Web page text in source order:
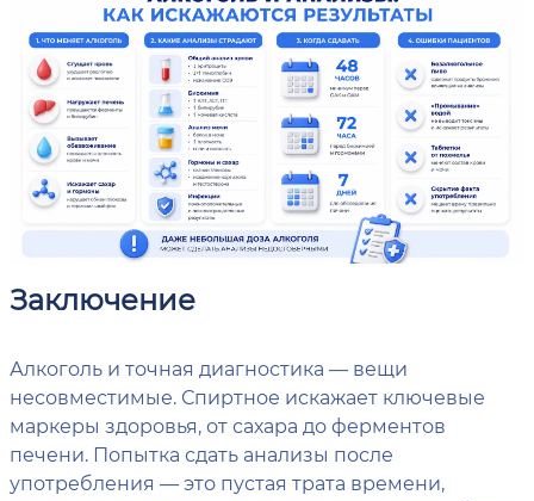
Заключение
Алкоголь и точная диагностика — вещи
несовместимые. Спиртное искажает ключевые
маркеры здоровья, от сахара до ферментов
печени. Попытка сдать анализы после
употребления — это пустая трата времени,